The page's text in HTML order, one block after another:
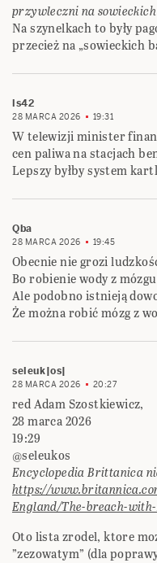
przywleczni na
Na szynelkach to były
przecież na „sowieckich
ls42
28 MARCA 2026 19:31
W telewizji minister
cen paliwa na stacjach
Lepszy byłby system
Qba
28 MARCA 2026 19:45
Obecnie nie grozi
Bo robienie wody z
Ale podobno istnieją
Że można robić mózg z
seleuk|os|
28 MARCA 2026 20:27
red Adam Szostkiewicz,
28 marca 2026
19:29
@seleukos
Encyclopedia Brittanica
https://
England/The-breach-with-
Oto lista zrodel, ktore
”zezowatym” (dla